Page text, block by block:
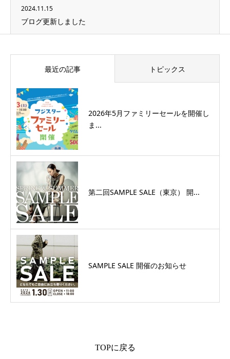
2024.11.15
ブログ更新しました
最近の記事 トピックス
2026年5月ファミリーセールを開催し
ま...
第二回SAMPLE SALE（東京） 開...
SAMPLE SALE 開催のお知らせ
TOPに戻る